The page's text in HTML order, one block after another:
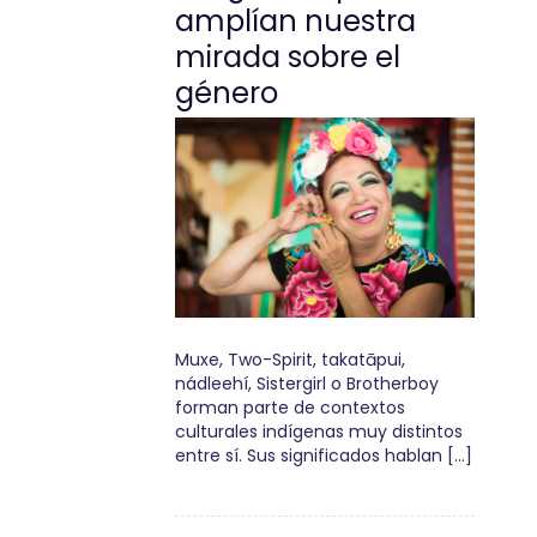
amplían nuestra
mirada sobre el
género
Muxe, Two-Spirit, takatāpui,
nádleehí, Sistergirl o Brotherboy
forman parte de contextos
culturales indígenas muy distintos
entre sí. Sus significados hablan […]